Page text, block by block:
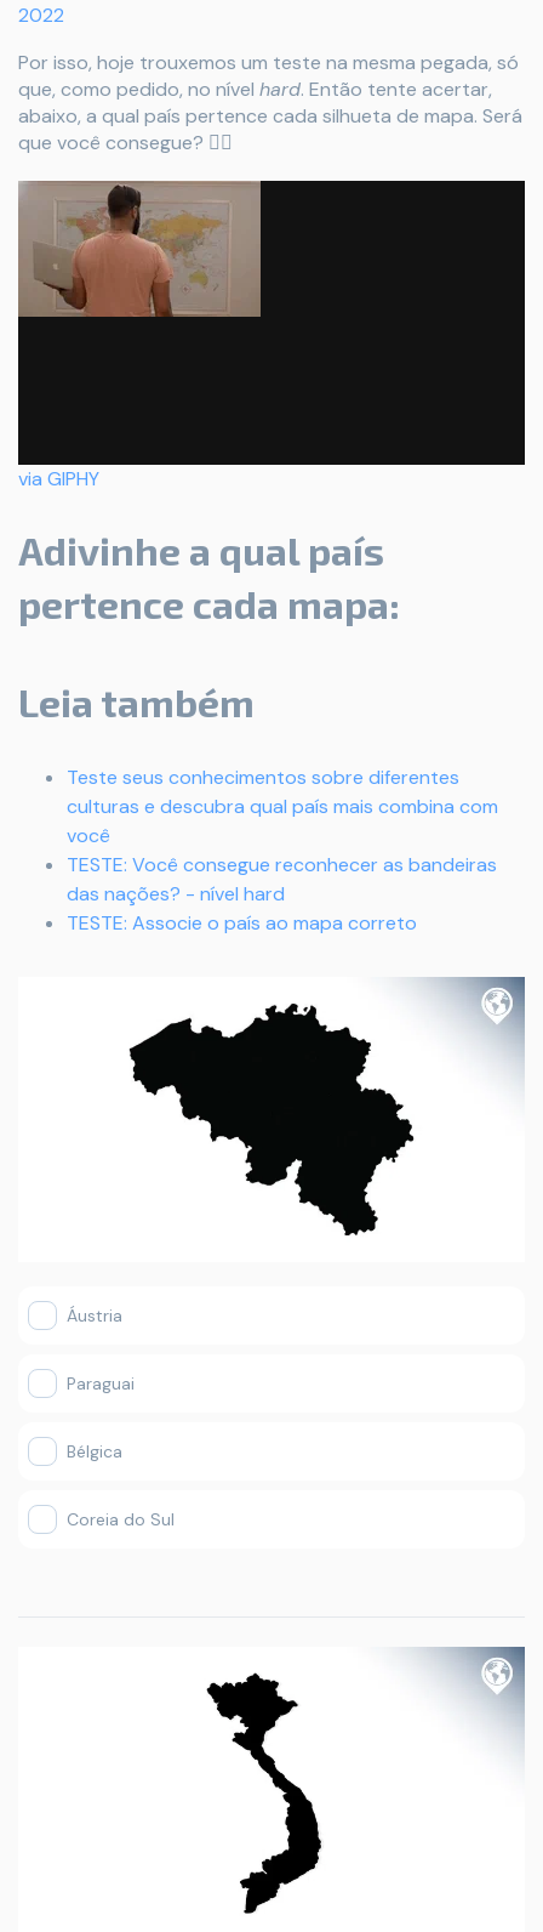
2022
Por isso, hoje trouxemos um teste na mesma pegada, só
que, como pedido, no nível hard. Então tente acertar,
abaixo, a qual país pertence cada silhueta de mapa. Será
que você consegue? 😮‍💨
via GIPHY
Adivinhe a qual país
pertence cada mapa:
Leia também
Teste seus conhecimentos sobre diferentes
culturas e descubra qual país mais combina com
você
TESTE: Você consegue reconhecer as bandeiras
das nações? - nível hard
TESTE: Associe o país ao mapa correto
Áustria
Paraguai
Bélgica
Coreia do Sul